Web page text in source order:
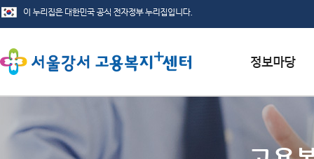
서식자료실
채용정보